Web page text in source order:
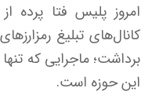
امروز پلیس فتا پرده
برداشت؛ ماجرایی که
این حوزه است.